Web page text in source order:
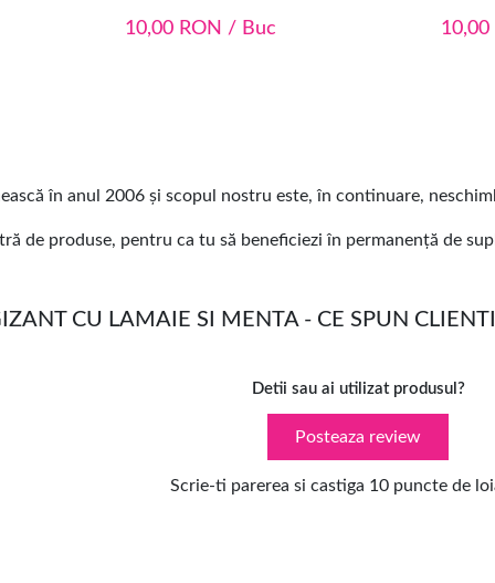
10,00 RON / Buc 10,00
în anul 2006 și scopul nostru este, în continuare,
de produse, pentru ca tu să beneficiezi în permanență de
CU LAMAIE SI MENTA - CE SPUN CLIENTII
Detii sau ai utilizat produsul?
Posteaza review
Scrie-ti parerea si castiga 10 puncte de